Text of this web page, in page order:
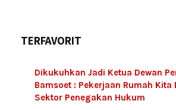
TERFAVORIT
Dikukuhkan Jadi Ketua Dewan
Bamsoet : Pekerjaan Rumah
Sektor Penegakan Hukum